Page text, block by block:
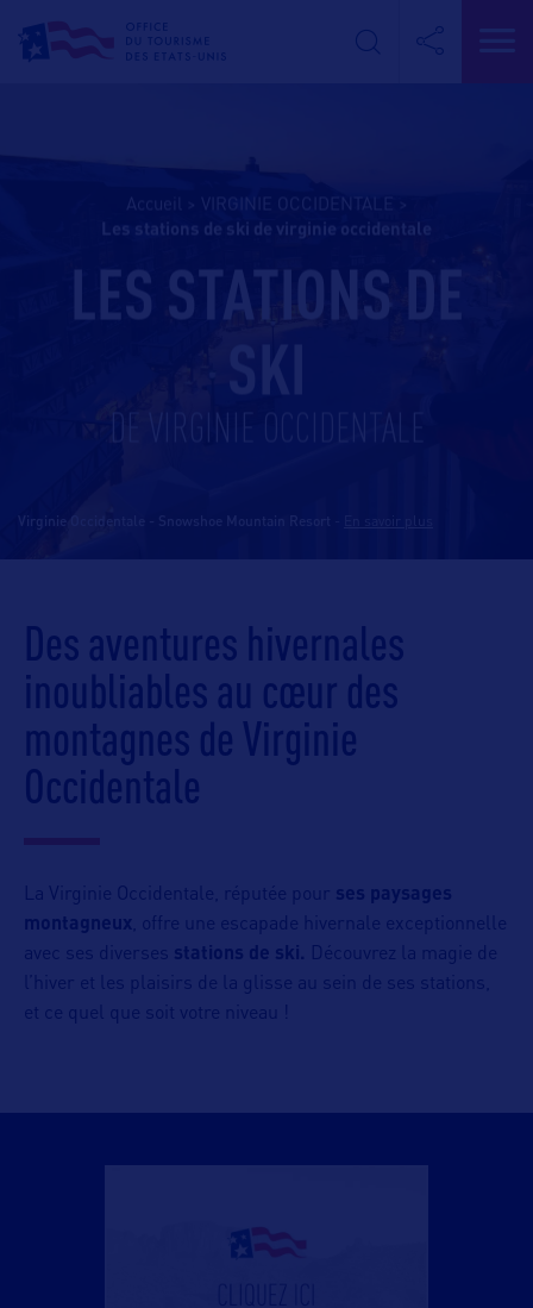
Accueil
les stations de ski de virginie occidentale
LES STATIONS DE
SKI
DE VIRGINIE OCCIDENTALE
Virginie Occidentale - Snowshoe Mountain Resort
Des aventures hivernales
inoubliables au cœur des
montagnes de Virginie
Occidentale
La Virginie Occidentale, réputée pour ses paysages
montagneux , offre une escapade hivernale exceptionnelle
avec ses diverses stations de ski. Découvrez la magie de
l’hiver et les plaisirs de la glisse au sein de ses stations,
et ce quel que soit votre niveau !